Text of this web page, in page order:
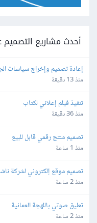
أحدث مشاريع
إعادة تصميم وإخراج سياسات
منذ 13 دقيقة
تنفيذ فيلم إعلاني لكتاب
منذ 36 دقيقة
تصميم منتج رقمي قابل للبيع
منذ 1 ساعة
تصميم موقع إلكتروني لشركة
منذ 2 ساعة
تعليق صوتي باللهجة العمانية
منذ 2 ساعة